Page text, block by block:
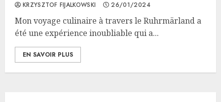
KRZYSZTOF FIJALKOWSKI 26/01/2024
Mon voyage culinaire à travers le Ruhrmärland a
été une expérience inoubliable qui a...
EN SAVOIR PLUS